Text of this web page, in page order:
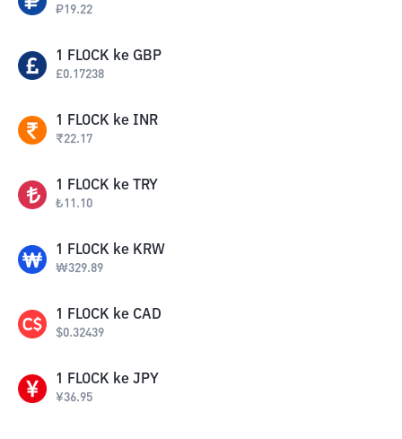
₽19.22
1 FLOCK ke GBP
£0.17238
1 FLOCK ke INR
₹22.17
1 FLOCK ke TRY
₺11.10
1 FLOCK ke KRW
₩329.89
1 FLOCK ke CAD
$0.32439
1 FLOCK ke JPY
¥36.95